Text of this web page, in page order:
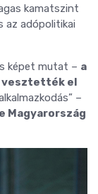
kamatszint
az adópolitikai
képet mutat – a
vesztették el
–
Magyarország